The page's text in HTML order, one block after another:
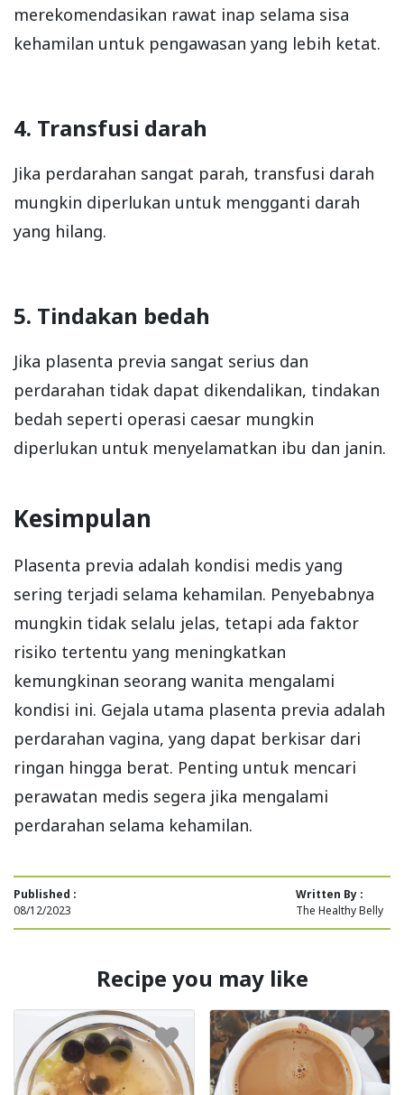
merekomendasikan rawat inap selama sisa
kehamilan untuk pengawasan yang lebih ketat.
4. Transfusi darah
Jika perdarahan sangat parah, transfusi darah
mungkin diperlukan untuk mengganti darah
yang hilang.
5. Tindakan bedah
Jika plasenta previa sangat serius dan
perdarahan tidak dapat dikendalikan, tindakan
bedah seperti operasi caesar mungkin
diperlukan untuk menyelamatkan ibu dan janin.
Kesimpulan
Plasenta previa adalah kondisi medis yang
sering terjadi selama kehamilan. Penyebabnya
mungkin tidak selalu jelas, tetapi ada faktor
risiko tertentu yang meningkatkan
kemungkinan seorang wanita mengalami
kondisi ini. Gejala utama plasenta previa adalah
perdarahan vagina, yang dapat berkisar dari
ringan hingga berat. Penting untuk mencari
perawatan medis segera jika mengalami
perdarahan selama kehamilan.
Published :
08/12/2023
Written By :
The Healthy Belly
Recipe you may like